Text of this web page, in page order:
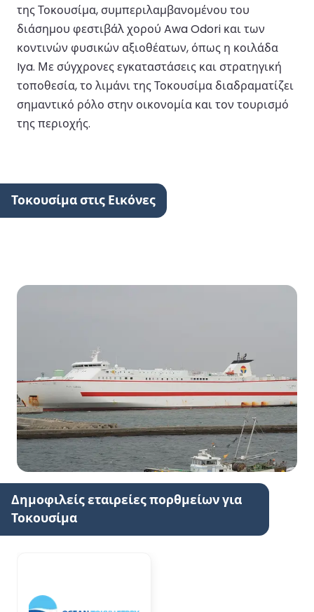
της Τοκουσίμα, συμπεριλαμβανομένου του
διάσημου φεστιβάλ χορού Awa Odori και των
κοντινών φυσικών αξιοθέατων, όπως η κοιλάδα
Iya. Με σύγχρονες εγκαταστάσεις και στρατηγική
τοποθεσία, το λιμάνι της Τοκουσίμα διαδραματίζει
σημαντικό ρόλο στην οικονομία και τον τουρισμό
της περιοχής.
Τοκουσίμα στις Εικόνες
Δημοφιλείς εταιρείες πορθμείων για
Τοκουσίμα